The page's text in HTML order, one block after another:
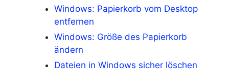
Windows: Papierkorb vom Desktop
entfernen
Windows: Größe des Papierkorb
ändern
Dateien in Windows sicher löschen